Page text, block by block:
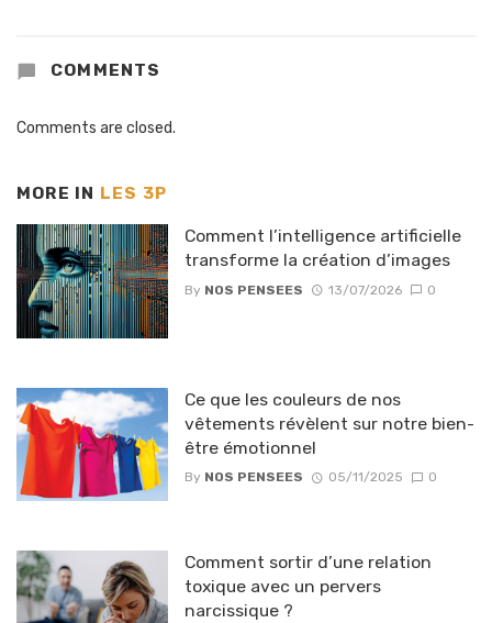
COMMENTS
Comments are closed.
MORE IN LES 3P
Comment l’intelligence artificielle
transforme la création d’images
By NOS PENSEES 13/07/2026 0
Ce que les couleurs de nos
vêtements révèlent sur notre bien-
être émotionnel
By NOS PENSEES 05/11/2025 0
Comment sortir d’une relation
toxique avec un pervers
narcissique ?